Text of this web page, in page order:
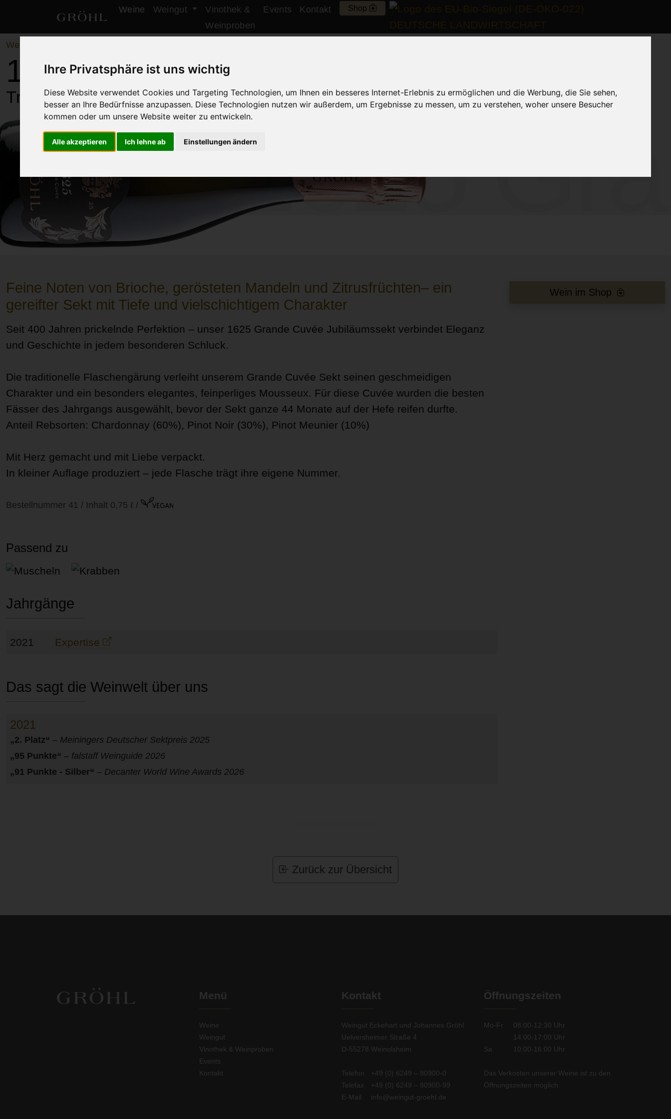
Ihre Privatsphäre ist uns wichtig
Diese Website verwendet Cookies und Targeting Technologien, um Ihnen ein besseres Internet-Erlebnis zu ermöglichen und die Werbung, die Sie sehen,
besser an Ihre Bedürfnisse anzupassen. Diese Technologien nutzen wir außerdem, um Ergebnisse zu messen, um zu verstehen, woher unsere Besucher
kommen oder um unsere Website weiter zu entwickeln.
Alle akzeptieren Ich lehne ab Einstellungen ändern
Weingut Gröhl
Weine Weingut
Vinothek &
Weinproben
Events Kontakt Shop
Weine
1625 Grande Cuvée Jubiläumssekt
Traditionelle Flaschengärung –brut nature
1625
Feine Noten von Brioche, gerösteten Mandeln und Zitrusfrüchten– ein
gereifter Sekt mit Tiefe und vielschichtigem Charakter
Seit 400 Jahren prickelnde Perfektion – unser 1625 Grande Cuvée Jubiläumssekt verbindet Eleganz
und Geschichte in jedem besonderen Schluck.
Die traditionelle Flaschengärung verleiht unserem Grande Cuvée Sekt seinen geschmeidigen
Charakter und ein besonders elegantes, feinperliges Mousseux. Für diese Cuvée wurden die besten
Fässer des Jahrgangs ausgewählt, bevor der Sekt ganze 44 Monate auf der Hefe reifen durfte.
Anteil Rebsorten: Chardonnay (60%), Pinot Noir (30%), Pinot Meunier (10%)
Mit Herz gemacht und mit Liebe verpackt.
In kleiner Auflage produziert – jede Flasche trägt ihre eigene Nummer.
Bestellnummer 41 / Inhalt 0,75 ℓ /
Wein im Shop
Passend zu
Muscheln Krabben
Jahrgänge
2021 Expertise
Das sagt die Weinwelt über uns
2021
„2. Platz“ – Meiningers Deutscher Sektpreis 2025
„95 Punkte“ – falstaff Weinguide 2026
„91 Punkte - Silber“ – Decanter World Wine Awards 2026
Zurück zur Übersicht
Menü
Weine
Weingut
Vinothek & Weinproben
Events
Kontakt
Kontakt
Weingut Eckehart und Johannes Gröhl
Uelversheimer Straße 4
D-55278 Weinolsheim
Telefon
+49 (0) 6249 – 80900-0
Telefax
+49 (0) 6249 – 80900-99
E-Mail
info@weingut-groehl.de
Öffnungszeiten
Mo-Fr 08:00-12:30 Uhr
14:00-17:00 Uhr
Sa
10:00-16:00 Uhr
Das Verkosten unserer Weine ist zu den
Öffnungszeiten möglich.